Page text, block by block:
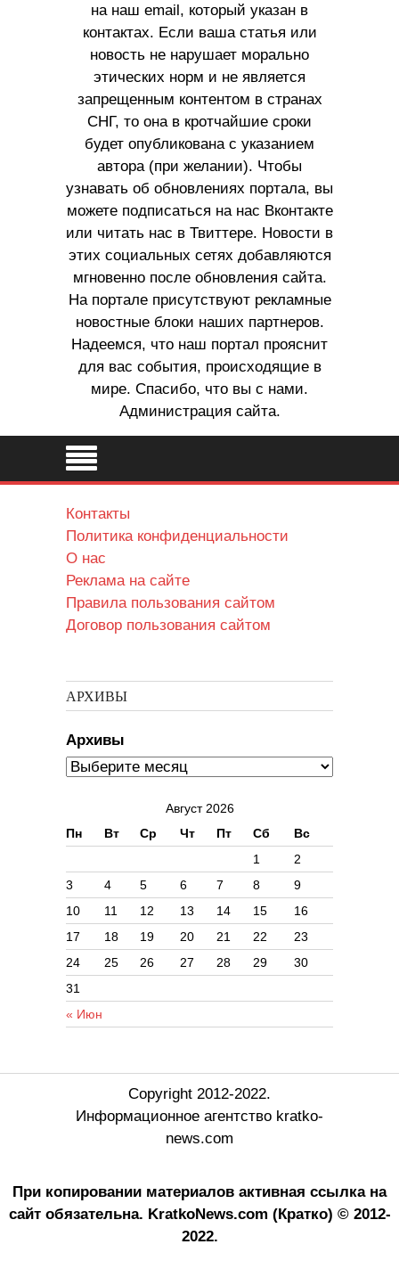
на наш email, который указан в
контактах. Если ваша статья или
новость не нарушает морально
этических норм и не является
запрещенным контентом в странах
СНГ, то она в кротчайшие сроки
будет опубликована с указанием
автора (при желании). Чтобы
узнавать об обновлениях портала, вы
можете подписаться на нас Вконтакте
или читать нас в Твиттере. Новости в
этих социальных сетях добавляются
мгновенно после обновления сайта.
На портале присутствуют рекламные
новостные блоки наших партнеров.
Надеемся, что наш портал прояснит
для вас события, происходящие в
мире. Спасибо, что вы с нами.
Администрация сайта.
Контакты
Политика конфиденциальности
О нас
Реклама на сайте
Правила пользования сайтом
Договор пользования сайтом
АРХИВЫ
Архивы
Август 2026
Пн
Вт Ср Чт Пт Сб Вс
« Июн
1
2
3
4 5 6 7 8
9
10
11 12 13 14 15
16
17
18 19 20 21 22
23
24
25 26 27 28 29
30
31
Copyright 2012-2022.
Информационное агентство kratko-
news.com
При копировании материалов активная ссылка на
сайт обязательна. KratkoNews.com (Кратко) © 2012-
2022.